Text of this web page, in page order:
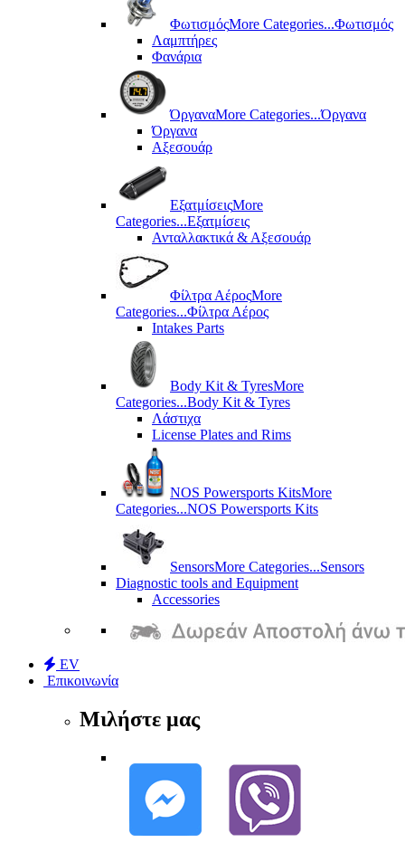
ΦωτισμόςMore Categories...Φωτισμός
Λαμπτήρες
Φανάρια
ΌργαναMore Categories...Όργανα
Όργανα
Αξεσουάρ
ΕξατμίσειςMore
Categories...Εξατμίσεις
Ανταλλακτικά & Αξεσουάρ
Φίλτρα ΑέροςMore
Categories...Φίλτρα Αέρος
Intakes Parts
Body Kit & TyresMore
Categories...Body Kit & Tyres
Λάστιχα
License Plates and Rims
NOS Powersports KitsMore
Categories...NOS Powersports Kits
SensorsMore Categories...Sensors
Diagnostic tools and Equipment
Accessories
EV
Επικοινωνία
Μιλήστε μας